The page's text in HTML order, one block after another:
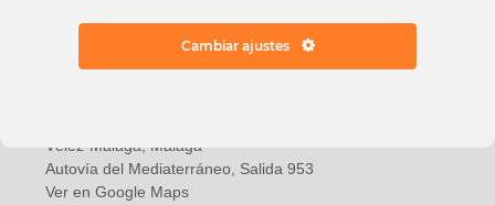
Vélez-Málaga, Málaga
Autovía del Mediaterráneo, Salida 953
Ver en Google Maps
Cambiar ajustes